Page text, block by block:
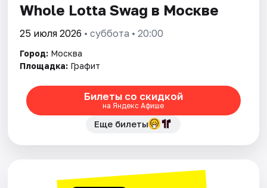
Города
Площадки
Артисты
Рейтинги
Whole Lotta Swag в Москве
25 июля 2026 • суббота • 20:00
Город: Москва
Площадка: Графит
Билеты со скидкой
на Яндекс Афише
Еще билеты